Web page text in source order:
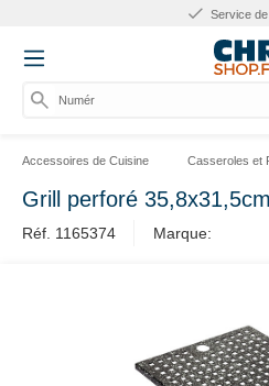
Service
Numéro
Accessoires de Cuisine Casseroles et
Grill perforé 35,8x31,5cm
Réf. 1165374 Marque: